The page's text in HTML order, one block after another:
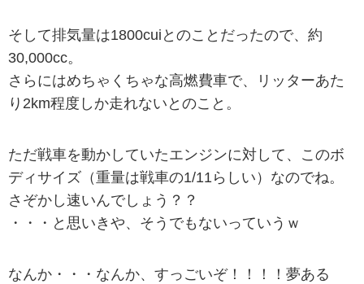
そして排気量は1800cuiとのことだったので、約
30,000cc。
さらにはめちゃくちゃな高燃費車で、リッターあた
り2km程度しか走れないとのこと。
ただ戦車を動かしていたエンジンに対して、このボ
ディサイズ（重量は戦車の1/11らしい）なのでね。
さぞかし速いんでしょう？？
・・・と思いきや、そうでもないっていうｗ
なんか・・・なんか、すっごいぞ！！！！夢ある